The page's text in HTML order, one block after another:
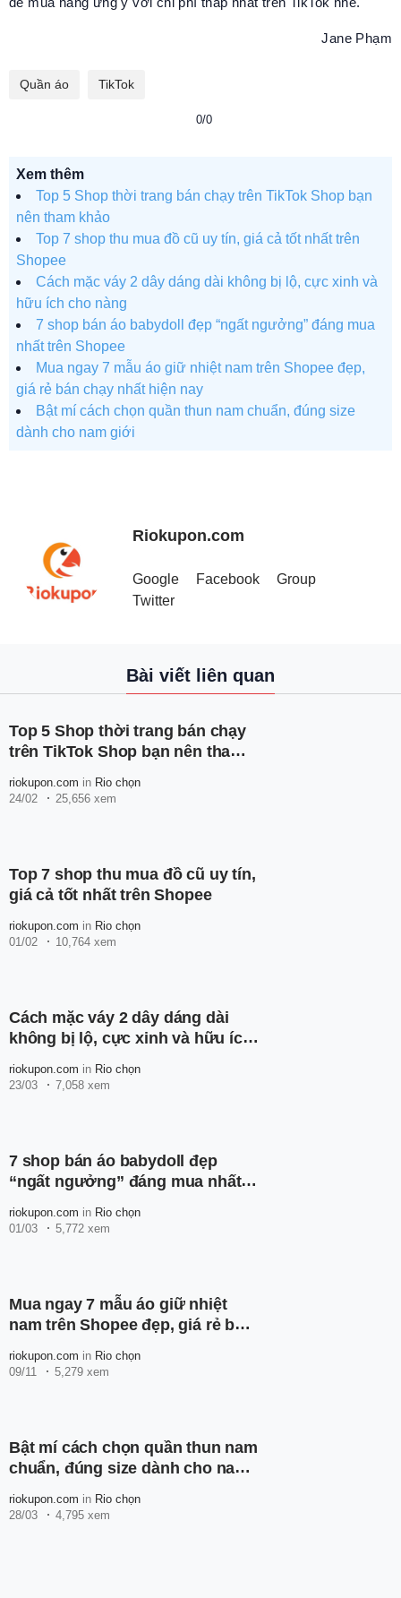
Jane Phạm
Quần áo TikTok
0/0
Xem thêm
Top 5 Shop thời trang bán chạy trên TikTok Shop bạn
nên tham khảo
Top 7 shop thu mua đồ cũ uy tín, giá cả tốt nhất trên
Shopee
Cách mặc váy 2 dây dáng dài không bị lộ, cực xinh và
hữu ích cho nàng
7 shop bán áo babydoll đẹp “ngất ngưởng” đáng mua
nhất trên Shopee
Mua ngay 7 mẫu áo giữ nhiệt nam trên Shopee đẹp,
giá rẻ bán chạy nhất hiện nay
Bật mí cách chọn quần thun nam chuẩn, đúng size
dành cho nam giới
Riokupon.com
Google Facebook
Group
Twitter
Bài viết liên quan
Top 5 Shop thời trang bán chạy
trên TikTok Shop bạn nên tham
riokupon.com in Rio chọn
24/02
25,656 xem
Top 7 shop thu mua đồ cũ uy tín,
giá cả tốt nhất trên Shopee
riokupon.com in Rio chọn
01/02
10,764 xem
Cách mặc váy 2 dây dáng dài
không bị lộ, cực xinh và hữu ích
riokupon.com in Rio chọn
23/03
7,058 xem
7 shop bán áo babydoll đẹp
“ngất ngưởng” đáng mua nhất
riokupon.com in Rio chọn
01/03
5,772 xem
Mua ngay 7 mẫu áo giữ nhiệt
nam trên Shopee đẹp, giá rẻ bán
riokupon.com in Rio chọn
09/11
5,279 xem
Bật mí cách chọn quần thun nam
chuẩn, đúng size dành cho nam
riokupon.com in Rio chọn
28/03
4,795 xem